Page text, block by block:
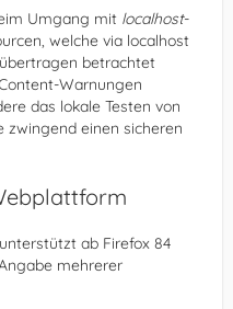
Umgang mit localhost-
welche via localhost
betrachtet
Warnungen
das lokale Testen von
zwingend einen sicheren
unterstützt ab Firefox 84
mehrerer